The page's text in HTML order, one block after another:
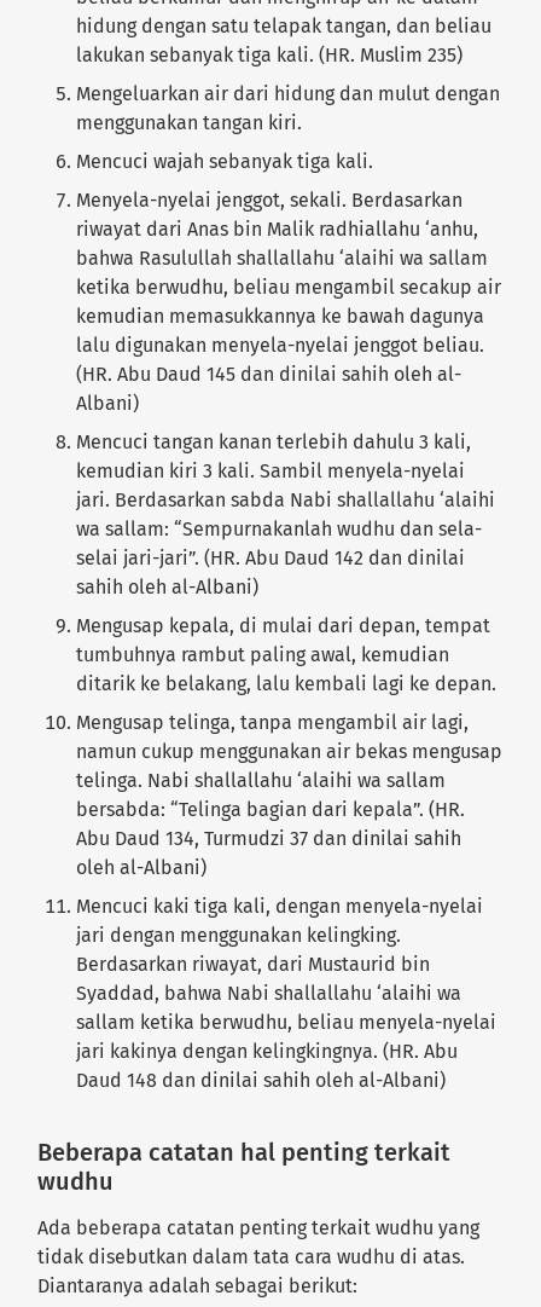
hidung dengan satu telapak tangan, dan beliau
lakukan sebanyak tiga kali. (HR. Muslim 235)
Mengeluarkan air dari hidung dan mulut dengan
menggunakan tangan kiri.
Mencuci wajah sebanyak tiga kali.
Menyela-nyelai jenggot, sekali. Berdasarkan
riwayat dari Anas bin Malik radhiallahu ‘anhu,
bahwa Rasulullah shallallahu ‘alaihi wa sallam
ketika berwudhu, beliau mengambil secakup air
kemudian memasukkannya ke bawah dagunya
lalu digunakan menyela-nyelai jenggot beliau.
(HR. Abu Daud 145 dan dinilai sahih oleh al-
Albani)
Mencuci tangan kanan terlebih dahulu 3 kali,
kemudian kiri 3 kali. Sambil menyela-nyelai
jari. Berdasarkan sabda Nabi shallallahu ‘alaihi
wa sallam: “Sempurnakanlah wudhu dan sela-
selai jari-jari”. (HR. Abu Daud 142 dan dinilai
sahih oleh al-Albani)
Mengusap kepala, di mulai dari depan, tempat
tumbuhnya rambut paling awal, kemudian
ditarik ke belakang, lalu kembali lagi ke depan.
Mengusap telinga, tanpa mengambil air lagi,
namun cukup menggunakan air bekas mengusap
telinga. Nabi shallallahu ‘alaihi wa sallam
bersabda: “Telinga bagian dari kepala”. (HR.
Abu Daud 134, Turmudzi 37 dan dinilai sahih
oleh al-Albani)
Mencuci kaki tiga kali, dengan menyela-nyelai
jari dengan menggunakan kelingking.
Berdasarkan riwayat, dari Mustaurid bin
Syaddad, bahwa Nabi shallallahu ‘alaihi wa
sallam ketika berwudhu, beliau menyela-nyelai
jari kakinya dengan kelingkingnya. (HR. Abu
Daud 148 dan dinilai sahih oleh al-Albani)
Beberapa catatan hal penting terkait
wudhu
Ada beberapa catatan penting terkait wudhu yang
tidak disebutkan dalam tata cara wudhu di atas.
Diantaranya adalah sebagai berikut: